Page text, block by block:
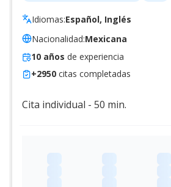
Idiomas:Español, Inglés
Nacionalidad:Mexicana
10 años de experiencia
+2950 citas completadas
Cita individual - 50 min.